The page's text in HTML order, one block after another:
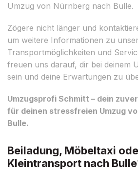
Umzug von Nürnberg nach Bulle.
Zögere nicht länger und
um weitere Informationen zu
Transportmöglichkeiten und
freuen uns darauf, dir bei deinem
sein und deine Erwartungen zu
Umzugsprofi Schmitt – dein
für deinen stressfreien Umzug
Bulle.
Beiladung, Möbeltaxi
Kleintransport nach